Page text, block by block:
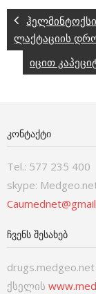
ლაქტაციის
იცით
ᲙᲝᲜᲢᲐᲥᲢᲘ
Tel.: 577 235 400
skype:
ᲩᲕᲔᲜᲡ ᲨᲔᲡᲐᲮᲔᲑ
ქსელის